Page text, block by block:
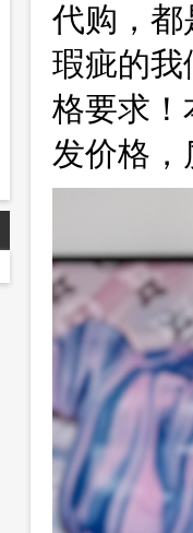
代购，都
瑕疵的我
格要求！
发价格